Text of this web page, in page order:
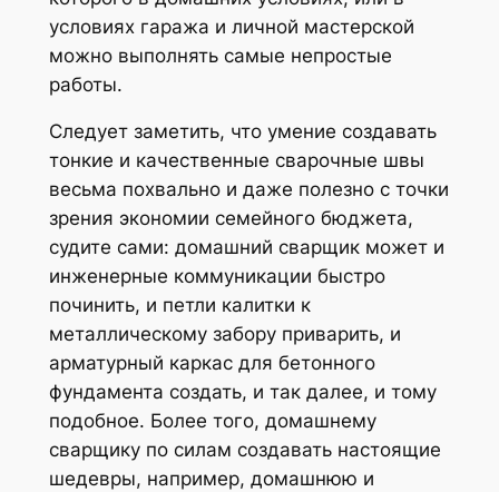
условиях гаража и личной мастерской
можно выполнять самые непростые
работы.
Следует заметить, что умение создавать
тонкие и качественные сварочные швы
весьма похвально и даже полезно с точки
зрения экономии семейного бюджета,
судите сами: домашний сварщик может и
инженерные коммуникации быстро
починить, и петли калитки к
металлическому забору приварить, и
арматурный каркас для бетонного
фундамента создать, и так далее, и тому
подобное. Более того, домашнему
сварщику по силам создавать настоящие
шедевры, например, домашнюю и